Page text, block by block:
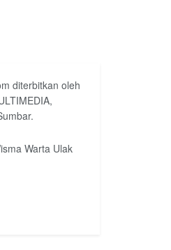
diterbitkan oleh
Warta Ulak